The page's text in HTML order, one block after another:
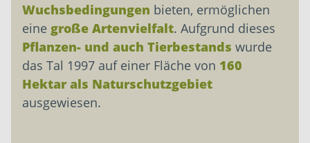
Wuchsbedingungen bieten, ermöglichen
eine große Artenvielfalt. Aufgrund dieses
Pflanzen- und auch Tierbestands wurde
das Tal 1997 auf einer Fläche von 160
Hektar als Naturschutzgebiet
ausgewiesen.